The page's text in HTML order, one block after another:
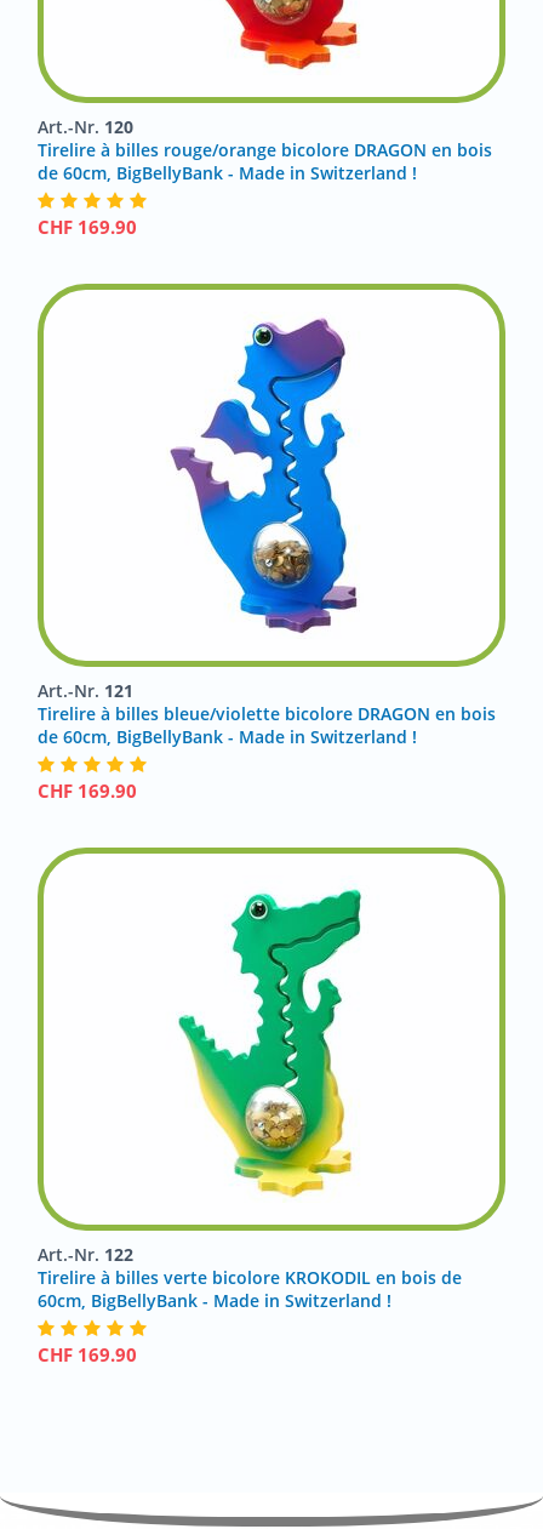
Art.-Nr. 120
Tirelire à billes rouge/orange bicolore DRAGON en bois
de 60cm, BigBellyBank - Made in Switzerland !
CHF 169.90
Art.-Nr. 121
Tirelire à billes bleue/violette bicolore DRAGON en bois
de 60cm, BigBellyBank - Made in Switzerland !
CHF 169.90
Art.-Nr. 122
Tirelire à billes verte bicolore KROKODIL en bois de
60cm, BigBellyBank - Made in Switzerland !
CHF 169.90